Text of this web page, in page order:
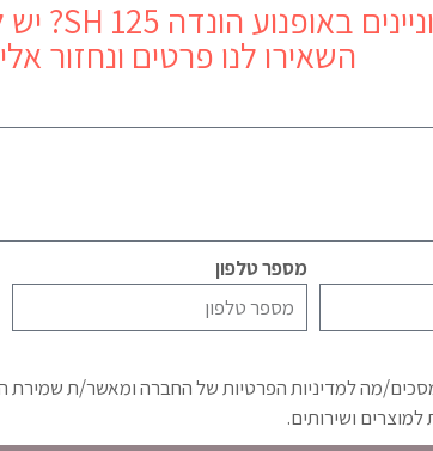
באופנוע הונדה SH 125 ?
השאירו לנו פרטים ונחזור
מספר טלפון
מה למדיניות הפרטיות של החברה ומאשר/ת שמירת
ושירותים.